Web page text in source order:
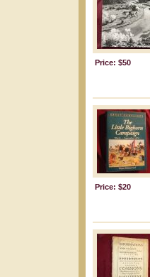
Price: $50
Price: $20